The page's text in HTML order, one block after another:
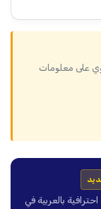
على معلومات
بالعربية في